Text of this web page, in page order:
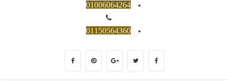
01006064264
01150564360